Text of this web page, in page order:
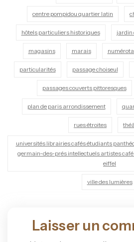
centre pompidou quartier latin
hôtels particuliers historiques jardin
magasins marais
particularités passage choiseul
passages couverts pittoresques
plan de paris arrondissement
rues étroites
universités librairies cafés étudiants
germain-des-prés intellectuels artistes
eiffel
ville des lumières
Laisser un